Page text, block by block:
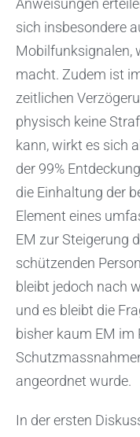
Anweisungen
sich insbesondere
Mobilfunksignalen,
macht. Zudem ist
zeitlichen
physisch keine
kann, wirkt es sich
der 99%
die Einhaltung der
Element eines
EM zur Steigerung
schützenden
bleibt jedoch nach
und es bleibt die
bisher kaum EM im
angeordnet wurde.
In der ersten